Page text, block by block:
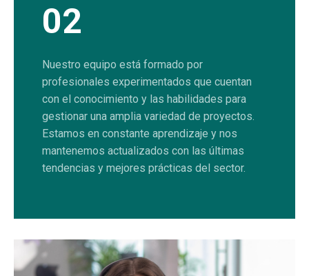
02
Nuestro equipo está formado por
profesionales experimentados que cuentan
con el conocimiento y las habilidades para
gestionar una amplia variedad de proyectos.
Estamos en constante aprendizaje y nos
mantenemos actualizados con las últimas
tendencias y mejores prácticas del sector.